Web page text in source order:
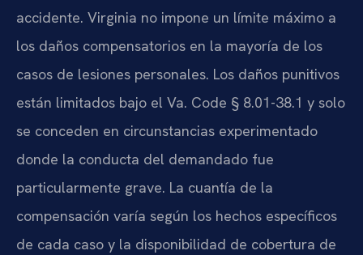
accidente. Virginia no impone un límite máximo a
los daños compensatorios en la mayoría de los
casos de lesiones personales. Los daños punitivos
están limitados bajo el Va. Code § 8.01-38.1 y solo
se conceden en circunstancias experimentado
donde la conducta del demandado fue
particularmente grave. La cuantía de la
compensación varía según los hechos específicos
de cada caso y la disponibilidad de cobertura de